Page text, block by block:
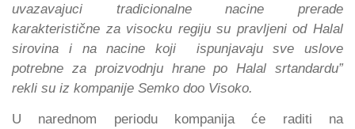
uvazavajuci tradicionalne nacine prerade
karakteristične za visocku regiju su pravljeni od Halal
sirovina i na nacine koji ispunjavaju sve uslove
potrebne za proizvodnju hrane po Halal srtandardu”
rekli su iz kompanije Semko doo Visoko.
U narednom periodu kompanija će raditi na